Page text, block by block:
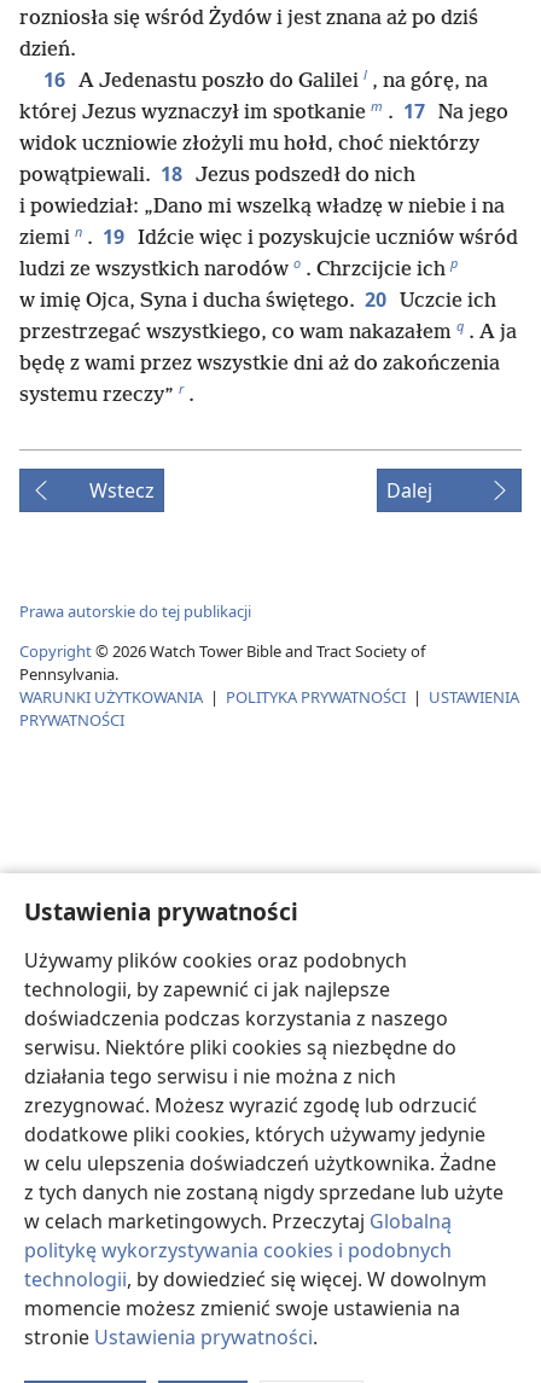
Ustawienia prywatności
Używamy plików cookies oraz podobnych
technologii, by zapewnić ci jak najlepsze
doświadczenia podczas korzystania z naszego
serwisu. Niektóre pliki cookies są niezbędne do
działania tego serwisu i nie można z nich
zrezygnować. Możesz wyrazić zgodę lub odrzucić
dodatkowe pliki cookies, których używamy jedynie
w celu ulepszenia doświadczeń użytkownika. Żadne
z tych danych nie zostaną nigdy sprzedane lub użyte
w celach marketingowych. Przeczytaj Globalną
politykę wykorzystywania cookies i podobnych
technologii, by dowiedzieć się więcej. W dowolnym
momencie możesz zmienić swoje ustawienia na
stronie Ustawienia prywatności.
rozniosła się wśród Żydów i jest znana aż po dziś
dzień.
16 A Jedenastu poszło do Galilei l , na górę, na
której Jezus wyznaczył im spotkanie m . 17 Na jego
widok uczniowie złożyli mu hołd, choć niektórzy
powątpiewali. 18 Jezus podszedł do nich
i powiedział: „Dano mi wszelką władzę w niebie i na
ziemi n . 19 Idźcie więc i pozyskujcie uczniów wśród
ludzi ze wszystkich narodów o . Chrzcijcie ich p
w imię Ojca, Syna i ducha świętego. 20 Uczcie ich
przestrzegać wszystkiego, co wam nakazałem q . A ja
będę z wami przez wszystkie dni aż do zakończenia
systemu rzeczy” r .
Wstecz Dalej
Prawa autorskie do tej publikacji
Copyright© 2026Watch Tower Bible and Tract Society of
Pennsylvania.
WARUNKI UŻYTKOWANIA | POLITYKA PRYWATNOŚCI | USTAWIENIA
PRYWATNOŚCI